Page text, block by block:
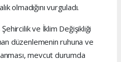
olmadığını vurguladı.
ve İklim Değişikliği
düzenlemenin ruhuna ve
mevcut durumda